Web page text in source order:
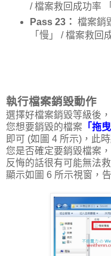
/ 檔案救回成功率
Pass 23： 檔案銷
「慢」 / 檔案救回
執行檔案銷毀動作
選擇好檔案銷毀等級後
您想要銷毀的檔案 「拖曳
即可 (如圖 4 所示)，此
您是否確定要銷毀檔案
反悔的話很有可能無法
顯示如圖 6 所示視窗，